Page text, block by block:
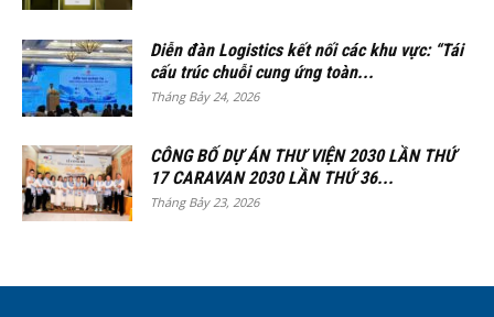
Diễn đàn Logistics kết nối các khu vực: “Tái
cấu trúc chuỗi cung ứng toàn...
Tháng Bảy 24, 2026
CÔNG BỐ DỰ ÁN THƯ VIỆN 2030 LẦN THỨ
17 CARAVAN 2030 LẦN THỨ 36...
Tháng Bảy 23, 2026